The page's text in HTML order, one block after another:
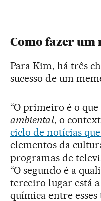
Como fazer um
Para Kim, há três
sucesso de um
“O primeiro é o
ambiental, o
ciclo de notícias
elementos da
programas de
“O segundo é a
terceiro lugar está
química entre